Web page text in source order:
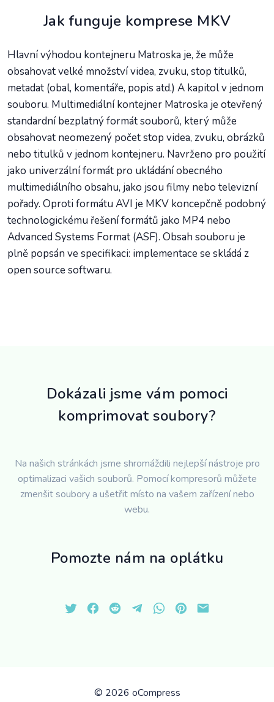
Jak funguje komprese MKV
Hlavní výhodou kontejneru Matroska je, že může
obsahovat velké množství videa, zvuku, stop titulků,
metadat (obal, komentáře, popis atd.) A kapitol v jednom
souboru. Multimediální kontejner Matroska je otevřený
standardní bezplatný formát souborů, který může
obsahovat neomezený počet stop videa, zvuku, obrázků
nebo titulků v jednom kontejneru. Navrženo pro použití
jako univerzální formát pro ukládání obecného
multimediálního obsahu, jako jsou filmy nebo televizní
pořady. Oproti formátu AVI je MKV koncepčně podobný
technologickému řešení formátů jako MP4 nebo
Advanced Systems Format (ASF). Obsah souboru je
plně popsán ve specifikaci: implementace se skládá z
open source softwaru.
Dokázali jsme vám pomoci
komprimovat soubory?
Na našich stránkách jsme shromáždili nejlepší nástroje pro
optimalizaci vašich souborů. Pomocí kompresorů můžete
zmenšit soubory a ušetřit místo na vašem zařízení nebo
webu.
Pomozte nám na oplátku
© 2026 oCompress